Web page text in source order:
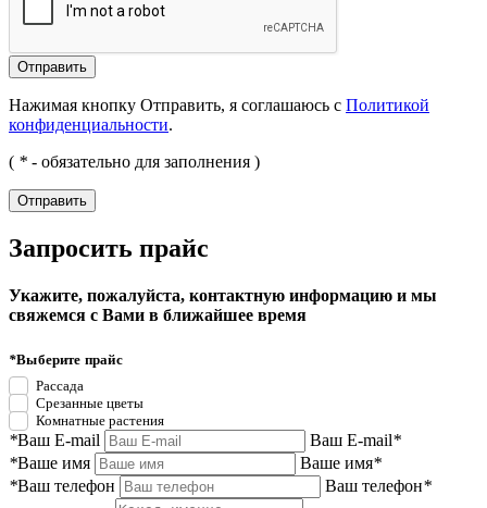
Нажимая кнопку Отправить, я соглашаюсь с Политикой
конфиденциальности.
( * - обязательно для заполнения )
Запросить прайс
Укажите, пожалуйста, контактную информацию и мы
свяжемся с Вами в ближайшее время
*Выберите прайс
Рассада
Срезанные цветы
Комнатные растения
*Ваш E-mail Ваш E-mail*
*Ваше имя Ваше имя*
*Ваш телефон Ваш телефон*